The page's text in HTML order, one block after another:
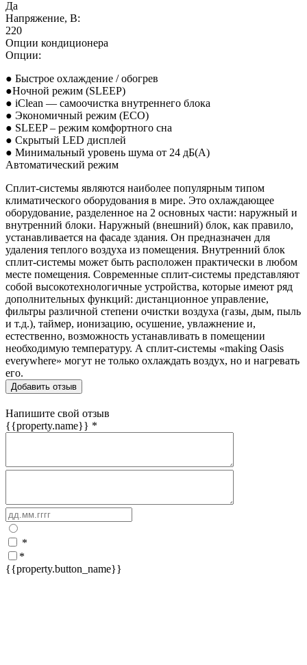
Да
Напряжение, В:
220
Опции кондиционера
Опции:
● Быстрое охлаждение / обогрев
●Ночной режим (SLEEP)
● iClean — cамоочистка внутреннего блока
● Экономичный режим (ECO)
● SLEEP – режим комфортного сна
● Скрытый LED дисплей
● Минимальный уровень шума от 24 дБ(А)
Автоматический режим
Сплит-системы являются наиболее популярным типом
климатического оборудования в мире. Это охлаждающее
оборудование, разделенное на 2 основных части: наружный и
внутренний блоки. Наружный (внешний) блок, как правило,
устанавливается на фасаде здания. Он предназначен для
удаления теплого воздуха из помещения. Внутренний блок
сплит-системы может быть расположен практически в любом
месте помещения. Современные сплит-системы представляют
собой высокотехнологичные устройства, которые имеют ряд
дополнительных функций: дистанционное управление,
фильтры различной степени очистки воздуха (газы, дым, пыль
и т.д.), таймер, ионизацию, осушение, увлажнение и,
естественно, возможность устанавливать в помещении
необходимую температуру. А сплит-системы «making Oasis
everywhere» могут не только охлаждать воздух, но и нагревать
его.
Добавить отзыв
Напишите свой отзыв
{{property.name}} *
*
*
{{property.button_name}}